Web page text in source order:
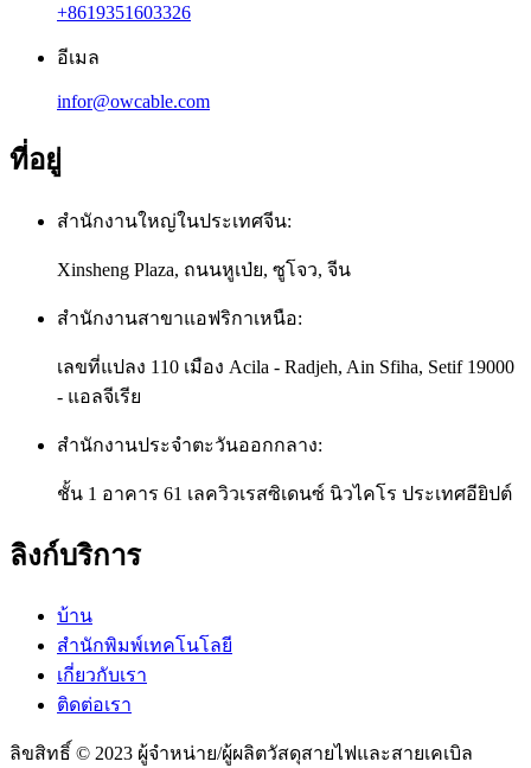
+8619351603326
อีเมล
infor@owcable.com
ที่อยู่
สำนักงานใหญ่ในประเทศจีน:
Xinsheng Plaza, ถนนหูเป่ย, ซูโจว, จีน
สำนักงานสาขาแอฟริกาเหนือ:
เลขที่แปลง 110 เมือง Acila - Radjeh, Ain Sfiha, Setif 19000
- แอลจีเรีย
สำนักงานประจำตะวันออกกลาง:
ชั้น 1 อาคาร 61 เลควิวเรสซิเดนซ์ นิวไคโร ประเทศอียิปต์
ลิงก์บริการ
บ้าน
สำนักพิมพ์เทคโนโลยี
เกี่ยวกับเรา
ติดต่อเรา
ลิขสิทธิ์ © 2023 ผู้จำหน่าย/ผู้ผลิตวัสดุสายไฟและสายเคเบิล